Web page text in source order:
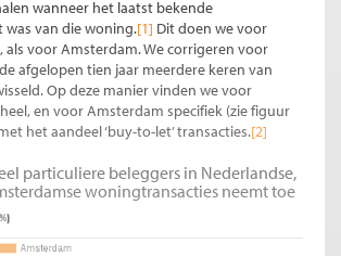
wanneer het laatst bekende
van die woning.[1] Dit doen we voor
als voor Amsterdam. We corrigeren voor
afgelopen tien jaar meerdere keren van
Op deze manier vinden we voor
en voor Amsterdam specifiek (zie figuur
het aandeel ‘buy-to-let’ transacties.[2]
particuliere beleggers in Nederlandse,
woningtransacties neemt toe